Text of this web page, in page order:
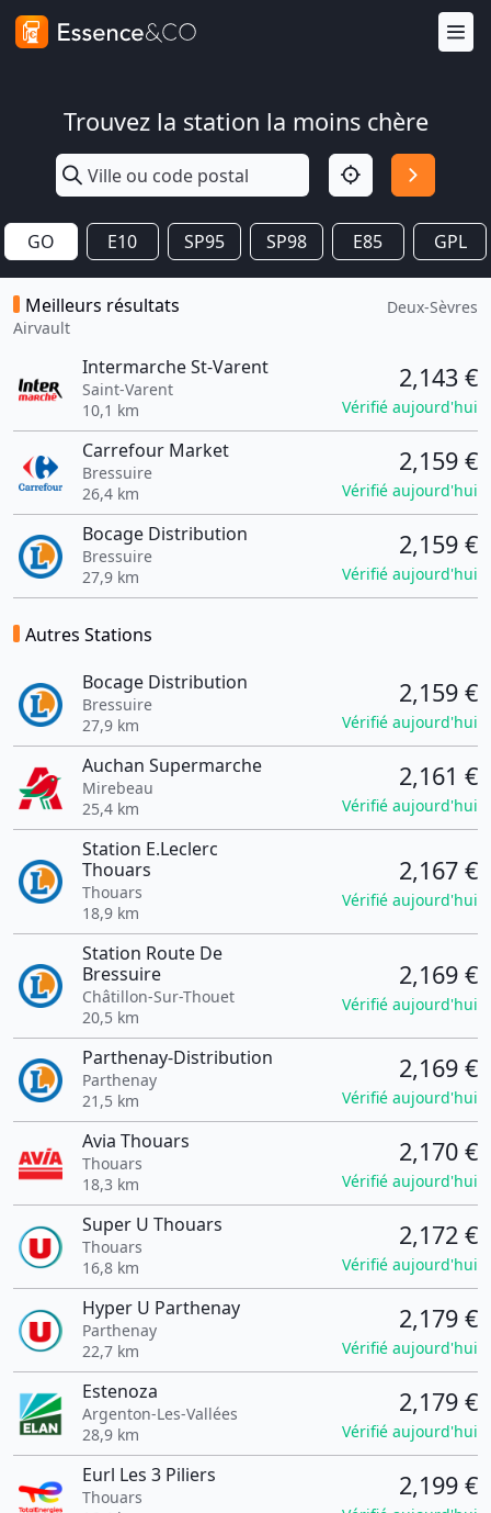
Trouvez la station la moins chère
GO E10 SP95 SP98 E85 GPL
Meilleurs résultats
Airvault
Deux-Sèvres
Intermarche St-Varent
Saint-Varent
10,1 km
2,143 €
Vérifié aujourd'hui
Carrefour Market
Bressuire
26,4 km
2,159 €
Vérifié aujourd'hui
Bocage Distribution
Bressuire
27,9 km
2,159 €
Vérifié aujourd'hui
Autres Stations
Bocage Distribution
Bressuire
27,9 km
2,159 €
Vérifié aujourd'hui
Auchan Supermarche
Mirebeau
25,4 km
2,161 €
Vérifié aujourd'hui
Station E.Leclerc
Thouars
Thouars
18,9 km
2,167 €
Vérifié aujourd'hui
Station Route De
Bressuire
Châtillon-Sur-Thouet
20,5 km
2,169 €
Vérifié aujourd'hui
Parthenay-Distribution
Parthenay
21,5 km
2,169 €
Vérifié aujourd'hui
Avia Thouars
Thouars
18,3 km
2,170 €
Vérifié aujourd'hui
Super U Thouars
Thouars
16,8 km
2,172 €
Vérifié aujourd'hui
Hyper U Parthenay
Parthenay
22,7 km
2,179 €
Vérifié aujourd'hui
Estenoza
Argenton-Les-Vallées
28,9 km
2,179 €
Vérifié aujourd'hui
Eurl Les 3 Piliers
Thouars
2,199 €